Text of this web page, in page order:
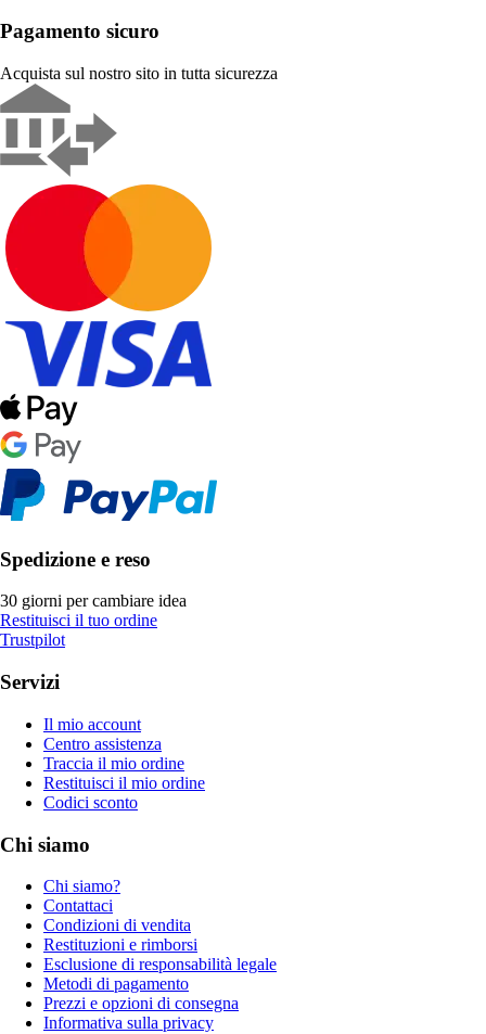
Pagamento sicuro
Acquista sul nostro sito in tutta sicurezza
Spedizione e reso
30 giorni per cambiare idea
Restituisci il tuo ordine
Trustpilot
Servizi
Il mio account
Centro assistenza
Traccia il mio ordine
Restituisci il mio ordine
Codici sconto
Chi siamo
Chi siamo?
Contattaci
Condizioni di vendita
Restituzioni e rimborsi
Esclusione di responsabilità legale
Metodi di pagamento
Prezzi e opzioni di consegna
Informativa sulla privacy